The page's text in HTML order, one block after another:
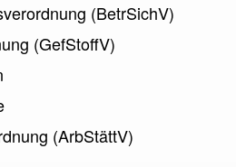
(BetrSichV)
(GefStoffV)
(ArbStättV)